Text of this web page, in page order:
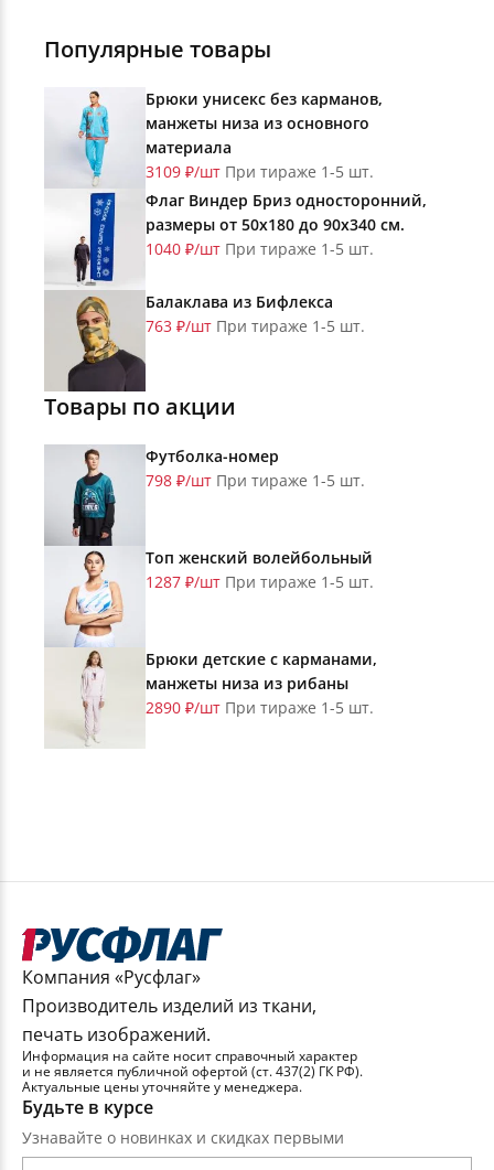
Популярные товары
Брюки унисекс без карманов,
манжеты низа из основного
материала
3109 ₽/шт При тираже 1-5 шт.
Флаг Виндер Бриз односторонний,
размеры от 50х180 до 90х340 см.
1040 ₽/шт При тираже 1-5 шт.
Балаклава из Бифлекса
763 ₽/шт При тираже 1-5 шт.
Товары по акции
Футболка-номер
798 ₽/шт При тираже 1-5 шт.
Топ женский волейбольный
1287 ₽/шт При тираже 1-5 шт.
Брюки детские с карманами,
манжеты низа из рибаны
2890 ₽/шт При тираже 1-5 шт.
Компания «Русфлаг»
Производитель изделий из ткани,
печать изображений.
Информация на сайте носит справочный характер
и не является публичной офертой (ст. 437(2) ГК РФ).
Актуальные цены уточняйте у менеджера.
Будьте в курсе
Узнавайте о новинках и скидках первыми